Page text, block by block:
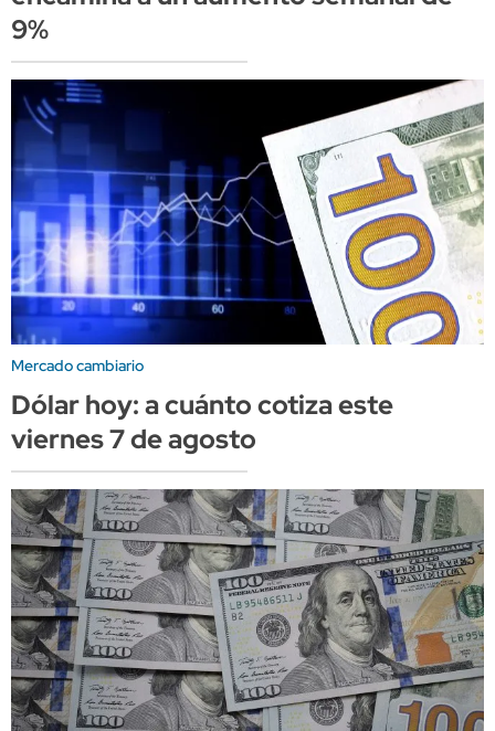
9%
Mercado cambiario
Dólar hoy: a cuánto cotiza este
viernes 7 de agosto